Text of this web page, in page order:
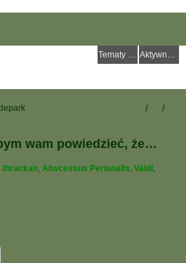
Tematy bez odpowiedzi
Aktywne tematy
wam powiedzieć, że…
thrackan, Abscessus Perianalis, Valdi,